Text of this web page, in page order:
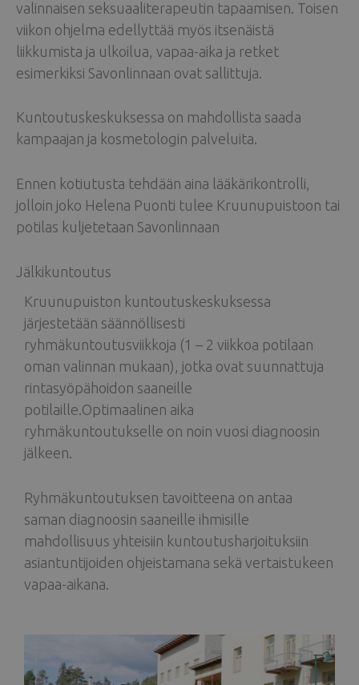
valinnaisen seksuaaliterapeutin tapaamisen. Toisen
viikon ohjelma edellyttää myös itsenäistä
liikkumista ja ulkoilua, vapaa-aika ja retket
esimerkiksi Savonlinnaan ovat sallittuja.
Kuntoutuskeskuksessa on mahdollista saada
kampaajan ja kosmetologin palveluita.
Ennen kotiutusta tehdään aina lääkärikontrolli,
jolloin joko Helena Puonti tulee Kruunupuistoon tai
potilas kuljetetaan Savonlinnaan
Jälkikuntoutus
Kruunupuiston kuntoutuskeskuksessa
järjestetään säännöllisesti
ryhmäkuntoutusviikkoja (1 – 2 viikkoa potilaan
oman valinnan mukaan), jotka ovat suunnattuja
rintasyöpähoidon saaneille
potilaille.Optimaalinen aika
ryhmäkuntoutukselle on noin vuosi diagnoosin
jälkeen.
Ryhmäkuntoutuksen tavoitteena on antaa
saman diagnoosin saaneille ihmisille
mahdollisuus yhteisiin kuntoutusharjoituksiin
asiantuntijoiden ohjeistamana sekä vertaistukeen
vapaa-aikana.